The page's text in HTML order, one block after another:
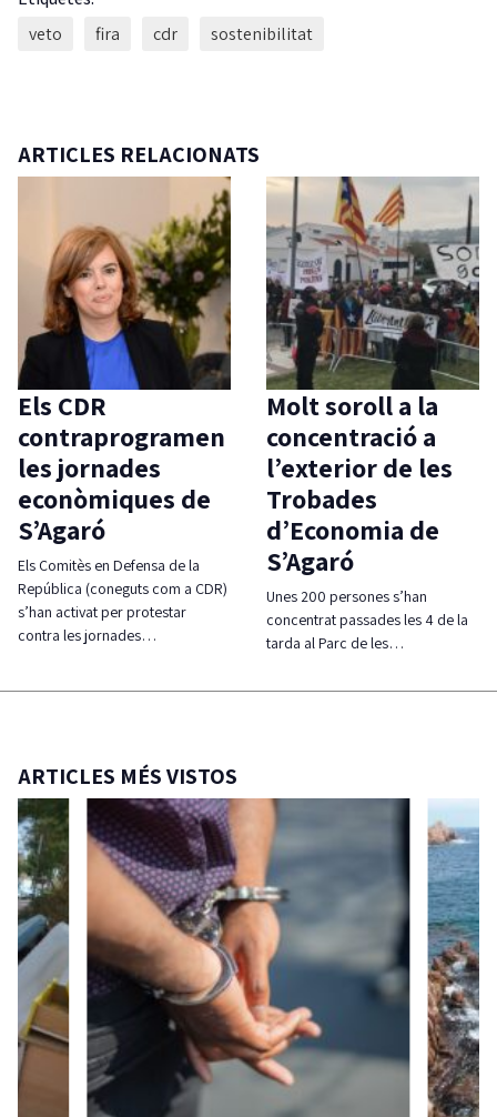
veto
fira cdr sostenibilitat
ARTICLES RELACIONATS
Els CDR
contraprogramen
les jornades
econòmiques de
S’Agaró
Els Comitès en Defensa de la
República (coneguts com a CDR)
s’han activat per protestar
contra les jornades…
Molt soroll a la
concentració a
l’exterior de les
Trobades
d’Economia de
S’Agaró
Unes 200 persones s’han
concentrat passades les 4 de la
tarda al Parc de les…
ARTICLES MÉS VISTOS